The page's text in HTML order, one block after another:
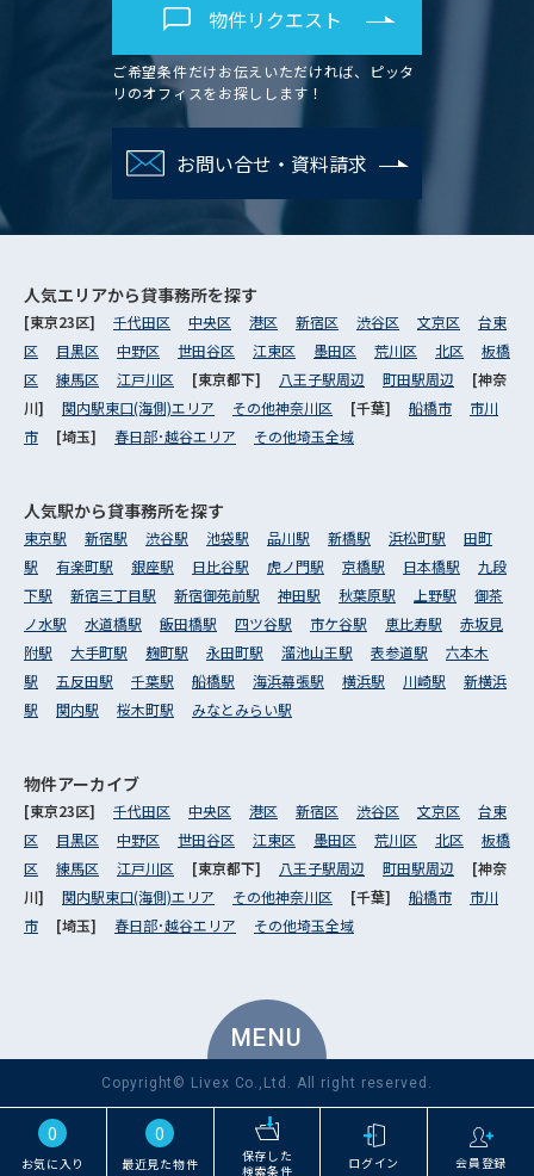
0
お気に入り
0
最近見た物件
保存した
検索条件
ログイン 会員登録
物件リクエスト
ご希望条件だけお伝えいただければ、ピッタ
リのオフィスをお探しします！
お問い合せ・資料請求
MENU
人気エリアから貸事務所を探す
[東京23区] 千代田区 中央区 港区 新宿区 渋谷区 文京区
台東
区
目黒区 中野区 世田谷区 江東区 墨田区 荒川区 北区
板橋
区
練馬区 江戸川区 [東京都下] 八王子駅周辺 町田駅周辺
[神奈
川] 関内駅東口(海側)エリア その他神奈川区 [千葉] 船橋市
市川
市
[埼玉] 春日部･越谷エリア その他埼玉全域
人気駅から貸事務所を探す
東京駅 新宿駅 渋谷駅 池袋駅 品川駅 新橋駅 浜松町駅
田町
駅
有楽町駅 銀座駅 日比谷駅 虎ノ門駅 京橋駅 日本橋駅
九段
下駅
新宿三丁目駅 新宿御苑前駅 神田駅 秋葉原駅 上野駅
御茶
ノ水駅
水道橋駅 飯田橋駅 四ツ谷駅 市ケ谷駅 恵比寿駅
赤坂見
附駅
大手町駅 麹町駅 永田町駅 溜池山王駅 表参道駅
六本木
駅
五反田駅 千葉駅 船橋駅 海浜幕張駅 横浜駅 川崎駅
新横浜
駅
関内駅 桜木町駅 みなとみらい駅
物件アーカイブ
[東京23区] 千代田区 中央区 港区 新宿区 渋谷区 文京区
台東
区
目黒区 中野区 世田谷区 江東区 墨田区 荒川区 北区
板橋
区
練馬区 江戸川区 [東京都下] 八王子駅周辺 町田駅周辺
[神奈
川] 関内駅東口(海側)エリア その他神奈川区 [千葉] 船橋市
市川
市
[埼玉] 春日部･越谷エリア その他埼玉全域
Copyright© Livex Co.,Ltd. All right reserved.